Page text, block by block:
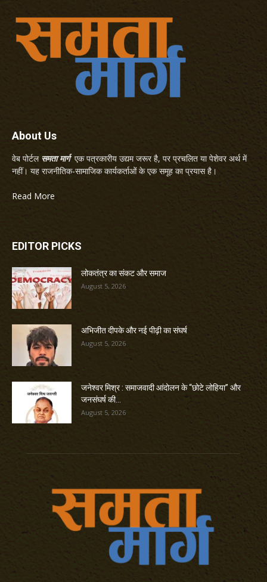
About Us
वेब पोर्टल समता मार्गएक पत्रकारीय उद्यम जरूर है, पर प्रचलित या पेशेवर अर्थ में
नहीं। यह राजनीतिक-सामाजिक कार्यकर्ताओं के एक समूह का प्रयास है।
Read More
EDITOR PICKS
लोकतंत्र का संकट और समाज
August 5, 2026
अभिजीत दीपके और नई पीढ़ी का संघर्ष
August 5, 2026
जनेश्वर मिश्र : समाजवादी आंदोलन के “छोटे लोहिया” और
जनसंघर्ष की...
August 5, 2026